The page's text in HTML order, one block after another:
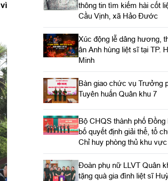
thông tin tìm kiếm hài cốt
Cầu Vịnh, xã Hảo Đước
Xúc động lễ dâng hương,
ân Anh hùng liệt sĩ tại TP.
Minh
Bàn giao chức vụ Trưởng
Tuyên huấn Quân khu 7
Bộ CHQS thành phố Đồng
bố quyết định giải thể, tổ
Chỉ huy phòng thủ khu vực
Đoàn phụ nữ LLVT Quân
tặng quà gia đình liệt sĩ